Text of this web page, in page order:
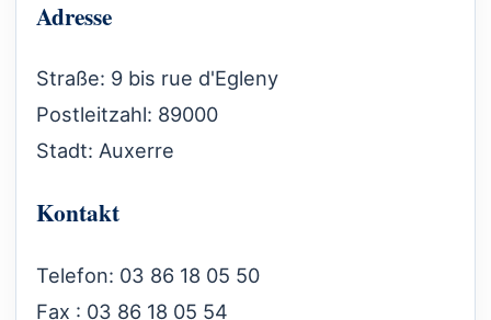
Adresse
Straße: 9 bis rue d'Egleny
Postleitzahl: 89000
Stadt: Auxerre
Kontakt
Telefon: 03 86 18 05 50
Fax : 03 86 18 05 54